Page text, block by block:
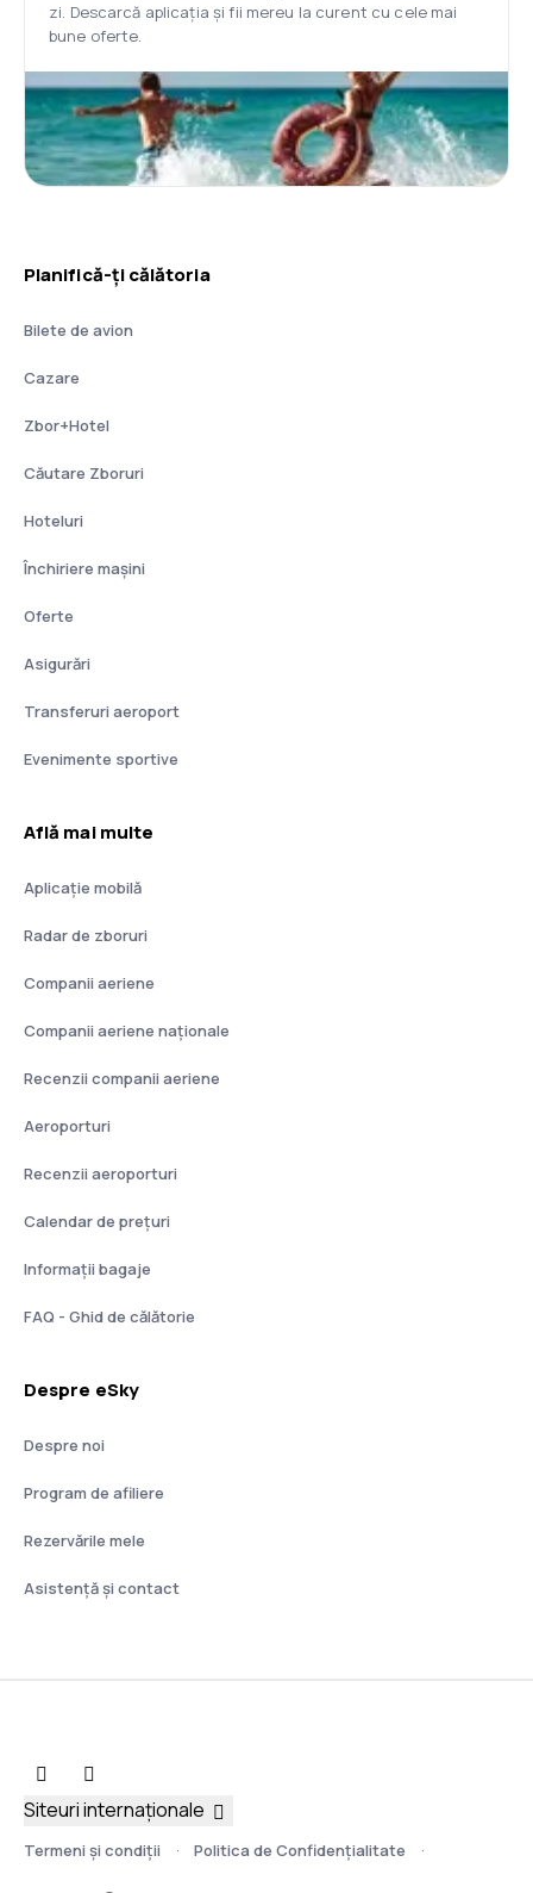
zi. Descarcă aplicația și fii mereu la curent cu cele mai
bune oferte.
Planifică-ți călătoria
Bilete de avion
Cazare
Zbor+Hotel
Căutare Zboruri
Hoteluri
Închiriere mașini
Oferte
Asigurări
Transferuri aeroport
Evenimente sportive
Află mai multe
Aplicație mobilă
Radar de zboruri
Companii aeriene
Companii aeriene naţionale
Recenzii companii aeriene
Aeroporturi
Recenzii aeroporturi
Calendar de prețuri
Informații bagaje
FAQ - Ghid de călătorie
Despre eSky
Despre noi
Program de afiliere
Rezervările mele
Asistenţă şi contact
Termeni şi condiţii Politica de Confidențialitate
Siteuri internaționale